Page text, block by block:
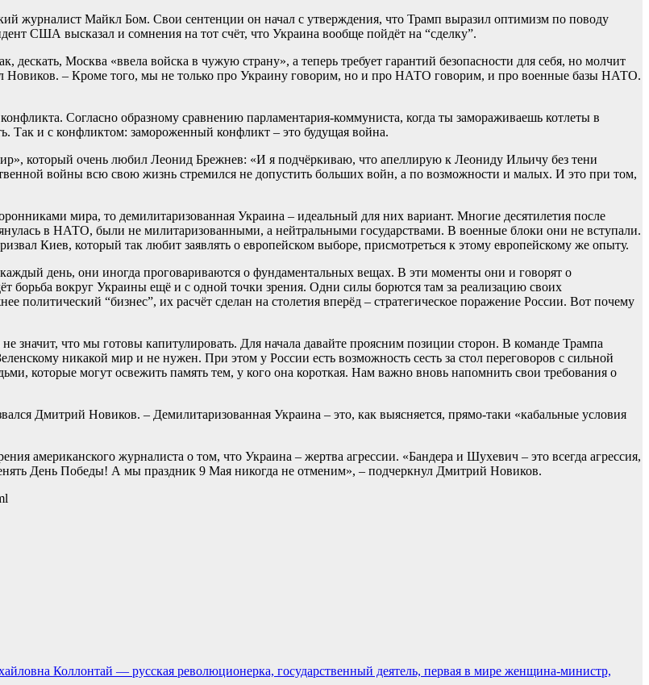
журналист Майкл Бом. Свои сентенции он начал с утверждения, что Трамп выразил оптимизм по поводу
США высказал и сомнения на тот счёт, что Украина вообще пойдёт на “сделку”.
Москва «ввела войска в чужую страну», а теперь требует гарантий безопасности для себя, но молчит
Новиков. – Кроме того, мы не только про Украину говорим, но и про НАТО говорим, и про военные базы НАТО.
Согласно образному сравнению парламентария-коммуниста, когда ты замораживаешь котлеты в
Так и с конфликтом: замороженный конфликт – это будущая война.
который очень любил Леонид Брежнев: «И я подчёркиваю, что апеллирую к Леониду Ильичу без тени
войны всю свою жизнь стремился не допустить больших войн, а по возможности и малых. И это при том,
мира, то демилитаризованная Украина – идеальный для них вариант. Многие десятилетия после
в НАТО, были не милитаризованными, а нейтральными государствами. В военные блоки они не вступали.
Киев, который так любит заявлять о европейском выборе, присмотреться к этому европейскому же опыту.
день, они иногда проговариваются о фундаментальных вещах. В эти моменты они и говорят о
борьба вокруг Украины ещё и с одной точки зрения. Одни силы борются там за реализацию своих
политический “бизнес”, их расчёт сделан на столетия вперёд – стратегическое поражение России. Вот почему
значит, что мы готовы капитулировать. Для начала давайте проясним позиции сторон. В команде Трампа
никакой мир и не нужен. При этом у России есть возможность сесть за стол переговоров с сильной
которые могут освежить память тем, у кого она короткая. Нам важно вновь напомнить свои требования о
Дмитрий Новиков. – Демилитаризованная Украина – это, как выясняется, прямо-таки «кабальные условия
американского журналиста о том, что Украина – жертва агрессии. «Бандера и Шухевич – это всегда агрессия,
День Победы! А мы праздник 9 Мая никогда не отменим», – подчеркнул Дмитрий Новиков.
Коллонтай — русская революционерка, государственный деятель, первая в мире женщина-министр,